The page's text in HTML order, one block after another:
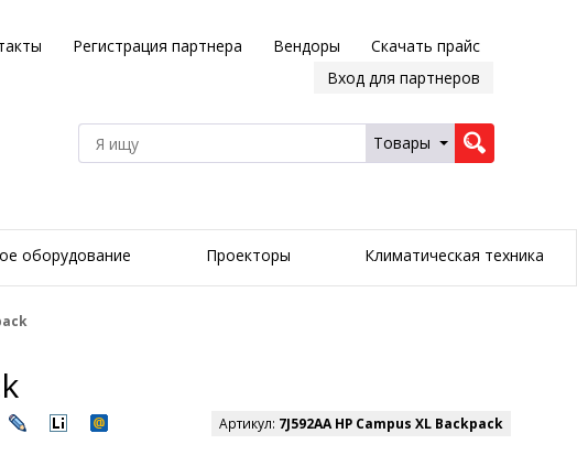
Регистрация партнера Вендоры
Скачать прайс
Вход для партнеров
Товары
оборудование Проекторы Климатическая техника
Артикул: 7J592AA HP Campus XL Backpack